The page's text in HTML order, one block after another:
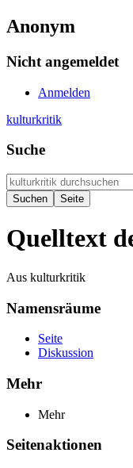
Anonym
Nicht angemeldet
Anmelden
kulturkritik
Suche
Quelltext
Aus kulturkritik
Namensräume
Seite
Diskussion
Mehr
Mehr
Seitenaktionen